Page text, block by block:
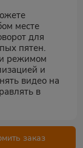
месте
для
пятен.
режимом
и
видео на
в
заказ